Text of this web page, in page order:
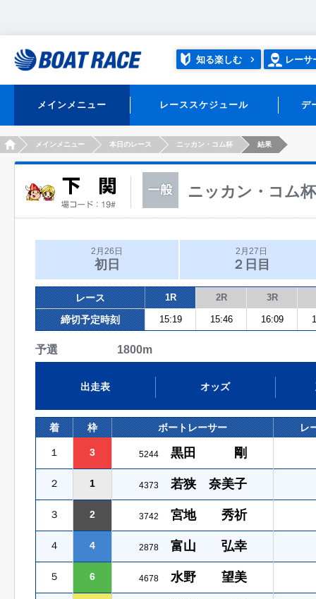
知る楽しむ レーサ
メインメニュー レーススケジュール デ
HOMEメインメニュー 本日のレース ニッカン・コム杯 結果
ニッカン・コム杯
2月26日
初日
2月27日
２日目
レース 1R 2R 3R
締切予定時刻 15:19 15:46 16:09
予選 1800m
出走表 オッズ
着 枠 ボートレーサー レ
１ 3 5244 黒田 剛
２ 1 4373 若狭 奈美子
３ 2 3742 宮地 秀祈
４ 4 2878 富山 弘幸
５ 6 4678 水野 望美